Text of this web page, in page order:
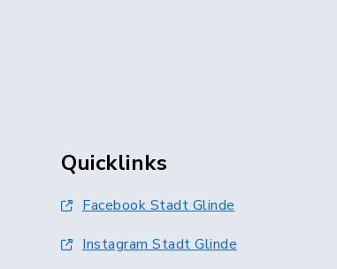
Quicklinks
Facebook Stadt Glinde
Instagram Stadt Glinde